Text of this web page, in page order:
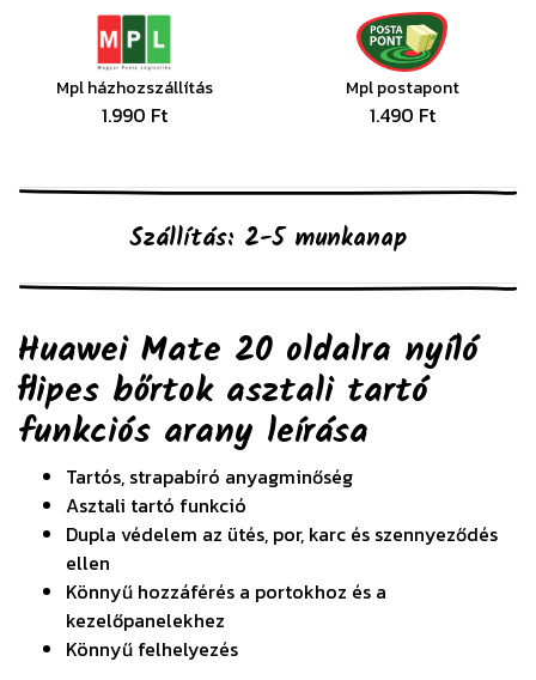
Mpl házhozszállítás
1.990 Ft
Mpl postapont
1.490 Ft
Szállítás: 2-5 munkanap
Huawei Mate 20 oldalra nyíló
flipes bőrtok asztali tartó
funkciós arany leírása
Tartós, strapabíró anyagminőség
Asztali tartó funkció
Dupla védelem az ütés, por, karc és szennyeződés
ellen
Könnyű hozzáférés a portokhoz és a
kezelőpanelekhez
Könnyű felhelyezés